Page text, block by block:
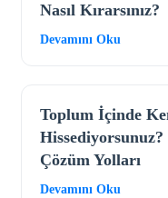
Nasıl Kırarsınız?
Devamını Oku
Toplum İçinde
Çözüm Yolları
Devamını Oku